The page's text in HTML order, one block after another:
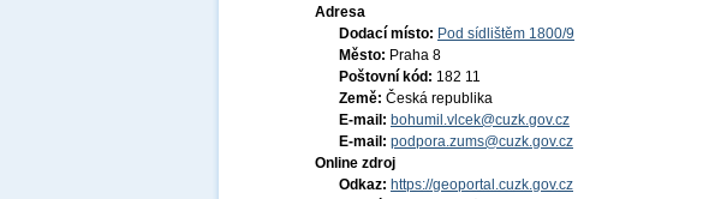
Adresa
Dodací místo: Pod sídlištěm 1800/9
Město: Praha 8
Poštovní kód: 182 11
Země: Česká republika
E-mail: bohumil.vlcek@cuzk.gov.cz
E-mail: podpora.zums@cuzk.gov.cz
Online zdroj
Odkaz: https://geoportal.cuzk.gov.cz